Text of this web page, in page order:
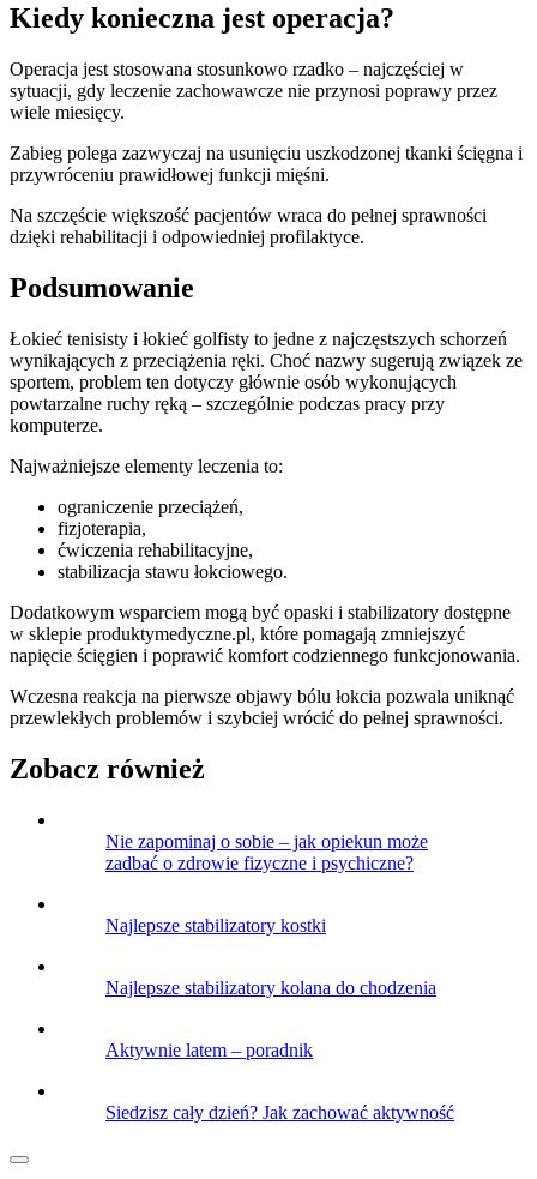
Kiedy konieczna jest operacja?
Operacja jest stosowana stosunkowo rzadko – najczęściej w
sytuacji, gdy leczenie zachowawcze nie przynosi poprawy przez
wiele miesięcy.
Zabieg polega zazwyczaj na usunięciu uszkodzonej tkanki ścięgna i
przywróceniu prawidłowej funkcji mięśni.
Na szczęście większość pacjentów wraca do pełnej sprawności
dzięki rehabilitacji i odpowiedniej profilaktyce.
Podsumowanie
Łokieć tenisisty i łokieć golfisty to jedne z najczęstszych schorzeń
wynikających z przeciążenia ręki. Choć nazwy sugerują związek ze
sportem, problem ten dotyczy głównie osób wykonujących
powtarzalne ruchy ręką – szczególnie podczas pracy przy
komputerze.
Najważniejsze elementy leczenia to:
ograniczenie przeciążeń,
fizjoterapia,
ćwiczenia rehabilitacyjne,
stabilizacja stawu łokciowego.
Dodatkowym wsparciem mogą być opaski i stabilizatory dostępne
w sklepie produktymedyczne.pl, które pomagają zmniejszyć
napięcie ścięgien i poprawić komfort codziennego funkcjonowania.
Wczesna reakcja na pierwsze objawy bólu łokcia pozwala uniknąć
przewlekłych problemów i szybciej wrócić do pełnej sprawności.
Zobacz również
Nie zapominaj o sobie – jak opiekun może
zadbać o zdrowie fizyczne i psychiczne?
Najlepsze stabilizatory kostki
Najlepsze stabilizatory kolana do chodzenia
Aktywnie latem – poradnik
Siedzisz cały dzień? Jak zachować aktywność